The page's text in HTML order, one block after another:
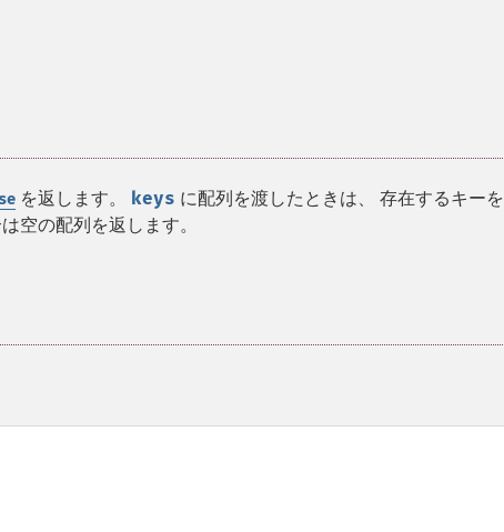
を返します。 keys に配列を渡したときは、 存在するキーを
空の配列を返します。